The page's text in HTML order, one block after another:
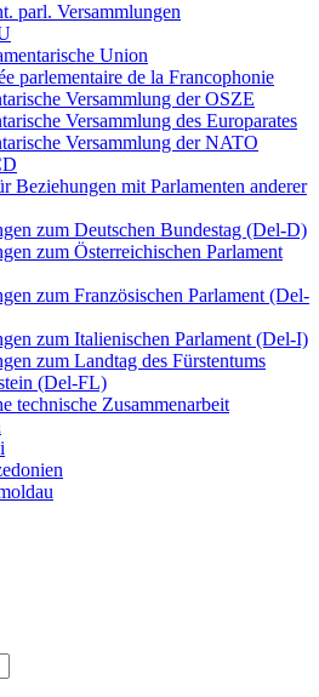
parl. Versammlungen
Union
parlementaire de la Francophonie
Versammlung der OSZE
Versammlung des Europarates
Versammlung der NATO
Beziehungen mit Parlamenten anderer
zum Deutschen Bundestag (Del-D)
zum Österreichischen Parlament
zum Französischen Parlament (Del-
zum Italienischen Parlament (Del-I)
zum Landtag des Fürstentums
(Del-FL)
technische Zusammenarbeit